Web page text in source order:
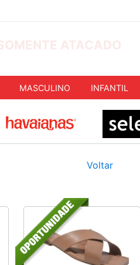
MASCULINO INFANTIL
Voltar